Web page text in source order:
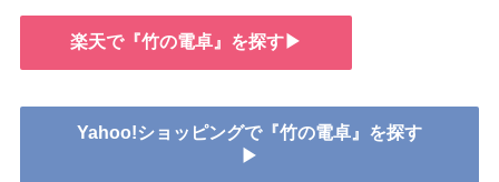
楽天で『竹の電卓』を探す▶
Yahoo!ショッピングで『竹の電卓』を探す
▶